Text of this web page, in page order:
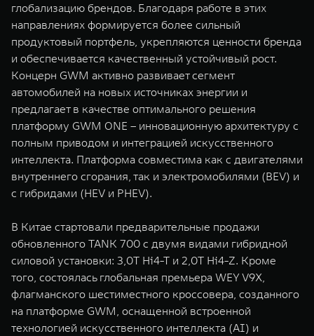
глобализацию брендов. Благодаря работе в этих
направлениях формируется более сильный
продуктовый портфель, укрепляются ценности бренда
и обеспечивается качественный устойчивый рост.
Концерн GWM активно развивает сегмент
автомобилей на новых источниках энергии и
предлагает в качестве оптимального решения
платформу GWM ONE – инновационную архитектуру с
полным приводом и интеграцией искусственного
интеллекта. Платформа совместима как с двигателями
внутреннего сгорания, так и электромобилями (BEV) и
с гибридами (HEV и PHEV).
В Китае стартовали предварительные продажи
обновленного TANK 700 с двумя видами гибридной
силовой установки: 3,0T Hi4-T и 2,0T Hi4-Z. Кроме
того, состоялась глобальная премьера WEY V9X,
флагманского шестиместного кроссовера, созданного
на платформе GWM, оснащенной встроенной
технологией искусственного интеллекта (AI) и